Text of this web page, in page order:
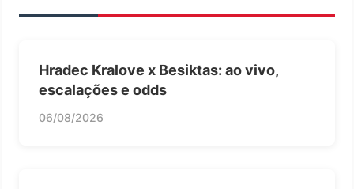
Hradec Kralove x Besiktas: ao vivo,
escalações e odds
06/08/2026